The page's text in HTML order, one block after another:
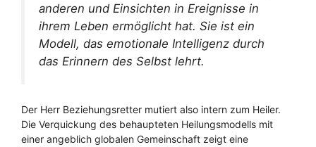
anderen und Einsichten in Ereignisse in
ihrem Leben ermöglicht hat. Sie ist ein
Modell, das emotionale Intelligenz durch
das Erinnern des Selbst lehrt.
Der Herr Beziehungsretter mutiert also intern zum Heiler.
Die Verquickung des behaupteten Heilungsmodells mit
einer angeblich globalen Gemeinschaft zeigt eine